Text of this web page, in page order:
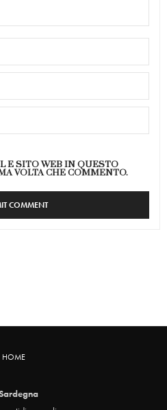
E SITO WEB IN QUESTO
VOLTA CHE COMMENTO.
HOME